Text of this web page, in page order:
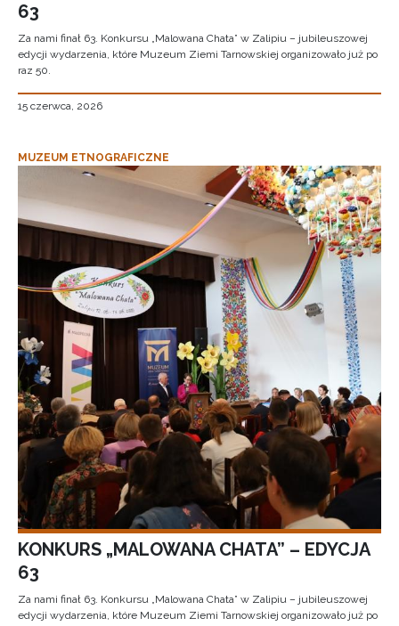
63
Za nami finał 63. Konkursu „Malowana Chata” w Zalipiu – jubileuszowej
edycji wydarzenia, które Muzeum Ziemi Tarnowskiej organizowało już po
raz 50.
15 czerwca, 2026
MUZEUM ETNOGRAFICZNE
KONKURS „MALOWANA CHATA” – EDYCJA
63
Za nami finał 63. Konkursu „Malowana Chata” w Zalipiu – jubileuszowej
edycji wydarzenia, które Muzeum Ziemi Tarnowskiej organizowało już po